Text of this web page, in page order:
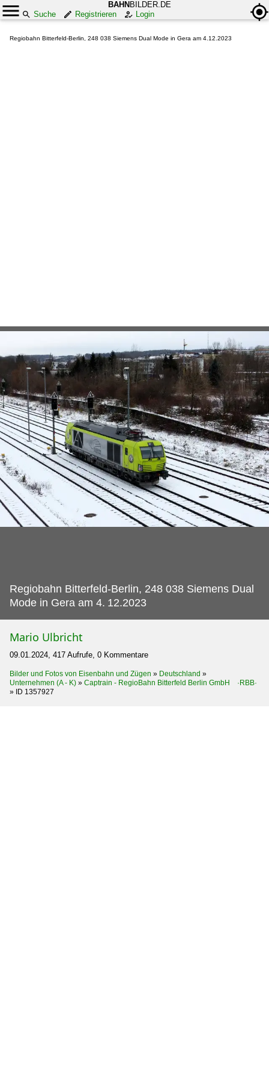
BAHN BILDER.DE
Suche
Registrieren Login
Regiobahn Bitterfeld-Berlin, 248 038 Siemens Dual Mode in Gera am 4.12.2023
Regiobahn Bitterfeld-Berlin, 248 038 Siemens Dual
Mode in Gera am 4. 12.2023
Mario Ulbricht
09.01.2024, 417 Aufrufe, 0 Kommentare
Bilder und Fotos von Eisenbahn und Zügen » Deutschland »
Unternehmen (A - K) » Captrain - RegioBahn Bitterfeld Berlin GmbH ·RBB·
» ID 1357927